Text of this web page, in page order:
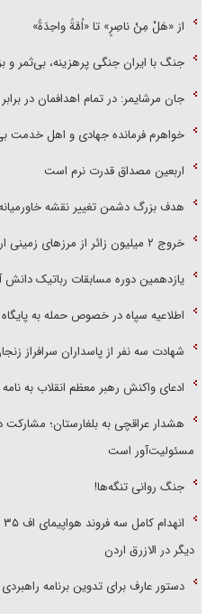
از «هَلْ مِنْ ناصِرٍ» تا «اُمَّةً واحِدَةً»
جنگ با ایران جنگی پرهزینه، بی‌ثمر و
جان مرشایمر: در تمام اهدافمان در
خواهرم فرمانده جهادی و اهل خدمت
اربعین مصداق قدرت نرم است
هدف بزرگ دشمن تغییر نقشه
‌خروج ۲ میلیون زائر از مرز‌های زمینی اربعین/ افزایش بازگشت زائران
یازدهمین دوره مسابقات رباتیک
اطلاعیه سپاه در خصوص حمله به
شهادت سه نفر از پاسداران سرافراز
ادعای واکنش رهبر معظم انقلاب به
هشدار عراقچی به بلغارستان؛ مشارکت
مسئولیت‌آور است
جنگ روانی تنگه‌ها!
دیگر در الازرق اردن
دستور عارف برای تدوین برنامه